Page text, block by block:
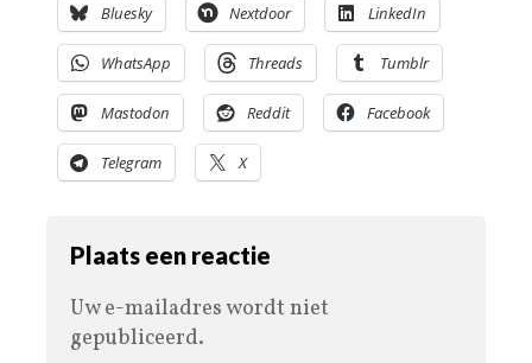
Bluesky Nextdoor LinkedIn
WhatsApp Threads Tumblr
Mastodon Reddit Facebook
Telegram X
Plaats een reactie
Uw e-mailadres wordt niet
gepubliceerd.